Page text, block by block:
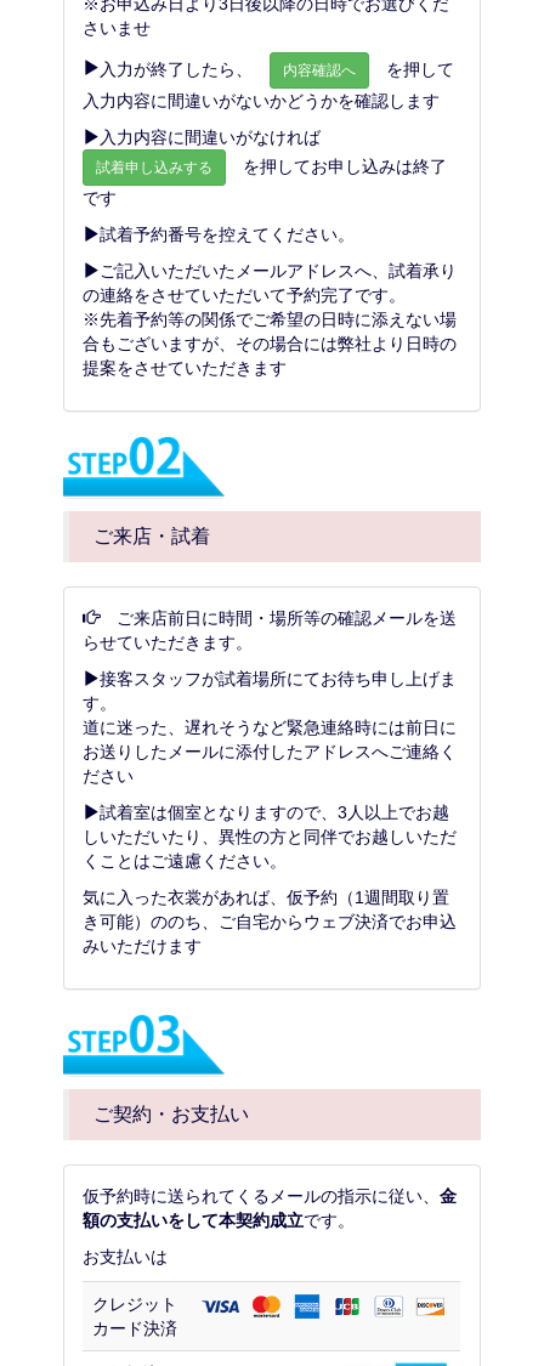
さいませ
入力が終了したら、 内容確認へ
を押して
入力内容に間違いがないかどうかを確認します
入力内容に間違いがなければ
試着申し込みする
を押してお申し込みは終了
です
試着予約番号を控えてください。
ご記入いただいたメールアドレスへ、試着承り
の連絡をさせていただいて予約完了です。
※先着予約等の関係でご希望の日時に添えない場
合もございますが、その場合には弊社より日時の
提案をさせていただきます
ご来店・試着
ご来店前日に時間・場所等の確認メールを送
らせていただきます。
接客スタッフが試着場所にてお待ち申し上げま
す。
道に迷った、遅れそうなど緊急連絡時には前日に
お送りしたメールに添付したアドレスへご連絡く
ださい
試着室は個室となりますので、3人以上でお越
しいただいたり、異性の方と同伴でお越しいただ
くことはご遠慮ください。
気に入った衣裳があれば、仮予約（1週間取り置
き可能）ののち、ご自宅からウェブ決済でお申込
みいただけます
ご契約・お支払い
仮予約時に送られてくるメールの指示に従い、金
額の支払いをして本契約成立です。
お支払いは
クレジット
カード決済